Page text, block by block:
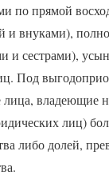
по прямой
и внуками),
и сестрами),
Под
владеющие
лиц)
либо долей,